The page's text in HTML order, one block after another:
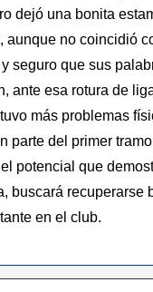
dejó una bonita
aunque no coincidió
seguro que sus
ante esa rotura de
más problemas
parte del primer
potencial que
buscará
en el club.